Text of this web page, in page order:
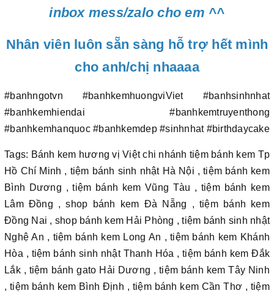
inbox mess/zalo cho em ^^
Nhân viên luôn sẵn sàng hỗ trợ hết mình
cho anh/chị nhaaaa
#banhngotvn #banhkemhuongviViet #banhsinhnhat
#banhkemhiendai #banhkemtruyenthong
#banhkemhanquoc #banhkemdep #sinhnhat #birthdaycake
Tags: Bánh kem hương vị Việt chi nhánh tiệm bánh kem Tp
Hồ Chí Minh , tiệm bánh sinh nhật Hà Nội , tiệm bánh kem
Bình Dương , tiệm bánh kem Vũng Tàu , tiệm bánh kem
Lâm Đồng , shop bánh kem Đà Nẵng , tiệm bánh kem
Đồng Nai , shop bánh kem Hải Phòng , tiệm bánh sinh nhật
Nghệ An , tiệm bánh kem Long An , tiệm bánh kem Khánh
Hòa , tiệm bánh sinh nhật Thanh Hóa , tiệm bánh kem Đắk
Lắk , tiệm bánh gato Hải Dương , tiệm bánh kem Tây Ninh
, tiệm bánh kem Bình Định , tiệm bánh kem Cần Thơ , tiệm